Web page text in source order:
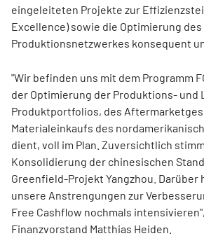
eingeleiteten Projekte zur
Excellence) sowie die Optimierung des
Produktionsnetzwerkes konsequent
"Wir befinden uns mit dem Programm
der Optimierung der Produktions- und
Produktportfolios, des
Materialeinkaufs des
dient, voll im Plan. Zuversichtlich
Konsolidierung der chinesischen
Greenfield-Projekt Yangzhou. Darüber
unsere Anstrengungen zur
Free Cashflow nochmals
Finanzvorstand Matthias Heiden.